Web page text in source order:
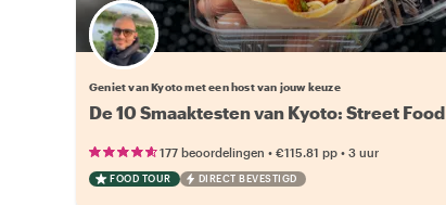
Kies jouw favoriete local
Geniet van Kyoto met een host van jouw keuze
De 10 Smaaktesten van Kyoto: Street Food
177 beoordelingen • €115.81 pp • 3 uur
FOOD TOUR DIRECT BEVESTIGD